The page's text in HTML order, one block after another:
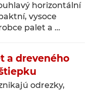
horizontální
vysoce
palet a …
a dreveného
odrezky,